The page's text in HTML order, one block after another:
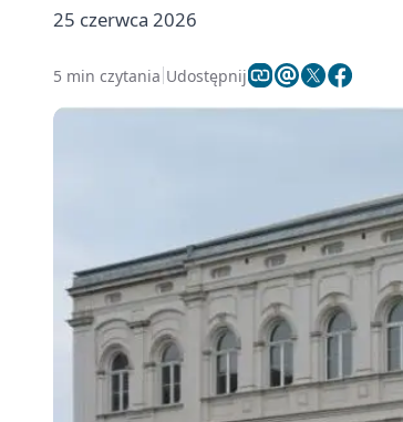
25 czerwca 2026
5 min czytania Udostępnij